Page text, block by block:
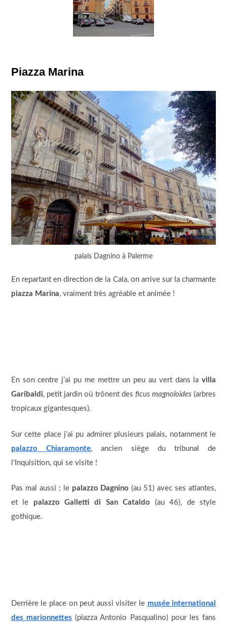
Piazza Marina
palais Dagnino à Palerme
En repartant en direction de la Cala, on arrive sur la charmante
piazza Marina, vraiment très agréable et animée !
En son centre j’ai pu me mettre un peu au vert dans lavilla
Garibaldi, petit jardin où trônent des ficus magnoloides (arbres
tropicaux gigantesques).
Sur cette place j’ai pu admirer plusieurs palais, notamment le
palazzo Chiaramonte, ancien siège du tribunal de
l’Inquisition, qui se visite !
Pas mal aussi ; le palazzo Dagnino (au 51) avec ses atlantes,
et le palazzo Galletti di San Cataldo (au 46), de style
gothique.
Derrière le place on peut aussi visiter le musée international
des marionnettes (piazza Antonio Pasqualino) pour les fans